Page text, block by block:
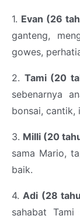
1. Evan (26
ganteng,
gowes,
2. Tami (20
sebenarnya
bonsai, cantik,
3. Milli (20
sama Mario,
baik.
4.Adi (28
sahabat